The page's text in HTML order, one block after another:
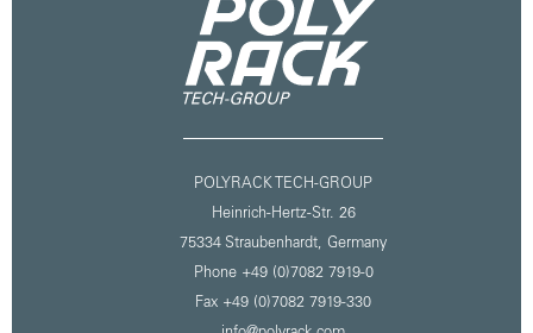
POLYRACK TECH-GROUP
Heinrich-Hertz-Str. 26
75334 Straubenhardt, Germany
Phone +49 (0)7082 7919-0
Fax +49 (0)7082 7919-330